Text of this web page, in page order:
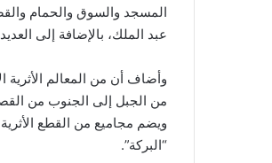
المسجد والسوق والحمام
عبد الملك، بالإضافة إلى
وأضاف أن من المعالم
ويضم مجاميع من القطع
“البركة”.